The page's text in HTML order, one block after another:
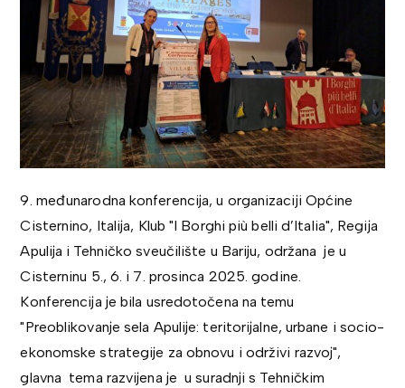
9. međunarodna konferencija, u organizaciji Općine
Cisternino, Italija, Klub "I Borghi più belli d’Italia", Regija
Apulija i Tehničko sveučilište u Bariju, održana je u
Cisterninu 5., 6. i 7. prosinca 2025. godine.
Konferencija je bila usredotočena na temu
"Preoblikovanje sela Apulije: teritorijalne, urbane i socio-
ekonomske strategije za obnovu i održivi razvoj",
glavna tema razvijena je u suradnji s Tehničkim